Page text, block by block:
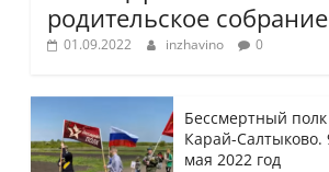
родительское собрание
01.09.2022 inzhavino 0
Бессмертный
Карай-Салтыково.
мая 2022 год